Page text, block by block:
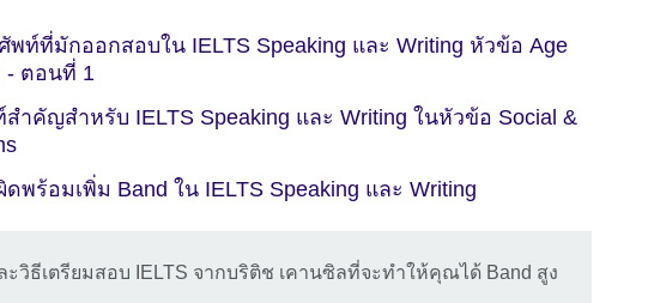
พท์ที่มักออกสอบใน IELTS Speaking และ Writing หัวข้อ Age
- ตอนที่ 1
สำคัญสำหรับ IELTS Speaking และ Writing ในหัวข้อ Social &
พร้อมเพิ่ม Band ใน IELTS Speaking และ Writing
วิธีเตรียมสอบ IELTS จากบริติช เคานซิลที่จะทำให้คุณได้ Band สูง